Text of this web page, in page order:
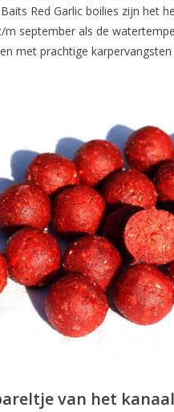
Red Garlic boilies zijn het
september als de
met prachtige
van het